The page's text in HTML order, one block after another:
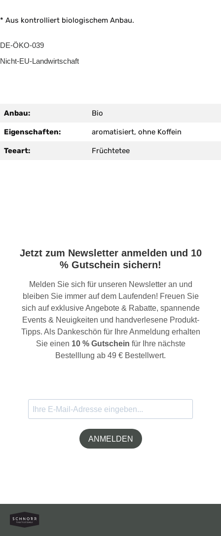
* Aus kontrolliert biologischem Anbau.
DE-ÖKO-039
Nicht-EU-Landwirtschaft
Anbau: Bio
Eigenschaften: aromatisiert, ohne Koffein
Teeart: Früchtetee
Jetzt zum Newsletter anmelden und 10
% Gutschein sichern!
Melden Sie sich für unseren Newsletter an und
bleiben Sie immer auf dem Laufenden! Freuen Sie
sich auf exklusive Angebote & Rabatte, spannende
Events & Neuigkeiten und handverlesene Produkt-
Tipps. Als Dankeschön für Ihre Anmeldung erhalten
Sie einen 10 % Gutschein für Ihre nächste
Bestelllung ab 49 € Bestellwert.
ANMELDEN